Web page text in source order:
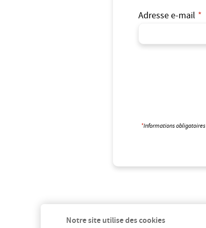
Adresse e-mail
Informations obligatoires
Notre site utilise des cookies